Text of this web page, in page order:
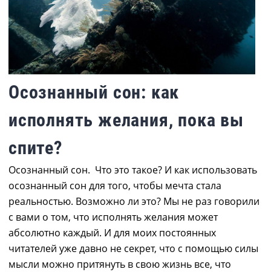
Осознанный сон: как
исполнять желания, пока вы
спите?
Осознанный сон. Что это такое? И как использовать
осознанный сон для того, чтобы мечта стала
реальностью. Возможно ли это? Мы не раз говорили
с вами о том, что исполнять желания может
абсолютно каждый. И для моих постоянных
читателей уже давно не секрет, что с помощью силы
мысли можно притянуть в свою жизнь все, что